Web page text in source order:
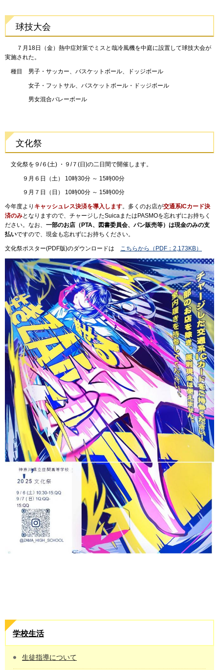
球技大会
７月18日（金）熱中症対策でミスと哉冷風機を中庭に設置して球技大会が
実施された。
種目 男子・サッカー、バスケットボール、ドッジボール
女子・フットサル、バスケットボール・ドッジボール
男女混合バレーボール
文化祭
文化祭を９/６(土) ・９/７(日)の二日間で開催します。
９月６日（土） 10時30分 ～ 15時00分
９月７日（日） 10時00分 ～ 15時00分
今年度より キャッシュレス決済を導入します。多くのお店が交通系ICカード決
済のみとなりますので、チャージしたSuicaまたはPASMOを忘れずにお持ちく
ださい。なお、 一部のお店（PTA、図書委員会、パン販売等）は現金のみの支
払いですので、現金も忘れずにお持ちください。
文化祭ポスター(PDF版)のダウンロードは こちらから（PDF：2,173KB）
学校生活
生徒指導について